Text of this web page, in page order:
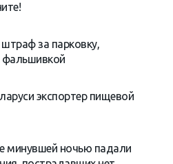
за парковку,
экспортер пищевой
минувшей ночью падали